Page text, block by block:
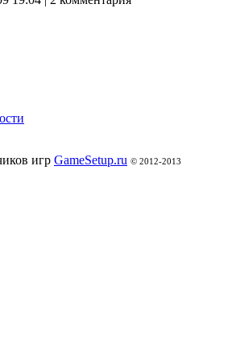
игр GameSetup.ru © 2012-2013